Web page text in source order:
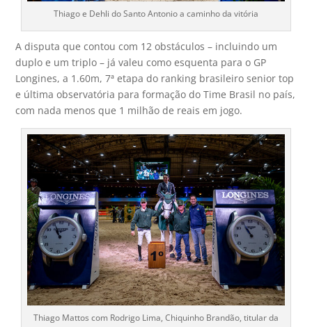
Thiago e Dehli do Santo Antonio a caminho da vitória
A disputa que contou com 12 obstáculos – incluindo um
duplo e um triplo – já valeu como esquenta para o GP
Longines, a 1.60m, 7ª etapa do ranking brasileiro senior top
e última observatória para formação do Time Brasil no país,
com nada menos que 1 milhão de reais em jogo.
Thiago Mattos com Rodrigo Lima, Chiquinho Brandão, titular da